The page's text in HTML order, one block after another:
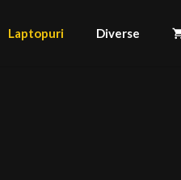
Laptopuri Diverse